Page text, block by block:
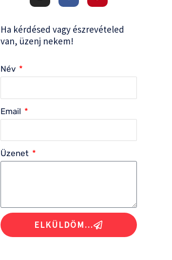
t
r
a
m
e
o
k
-
t
e
s
Ha kérdésed vagy észrevételed
van, üzenj nekem!
Név
Email
Üzenet
ELKÜLDÖM...